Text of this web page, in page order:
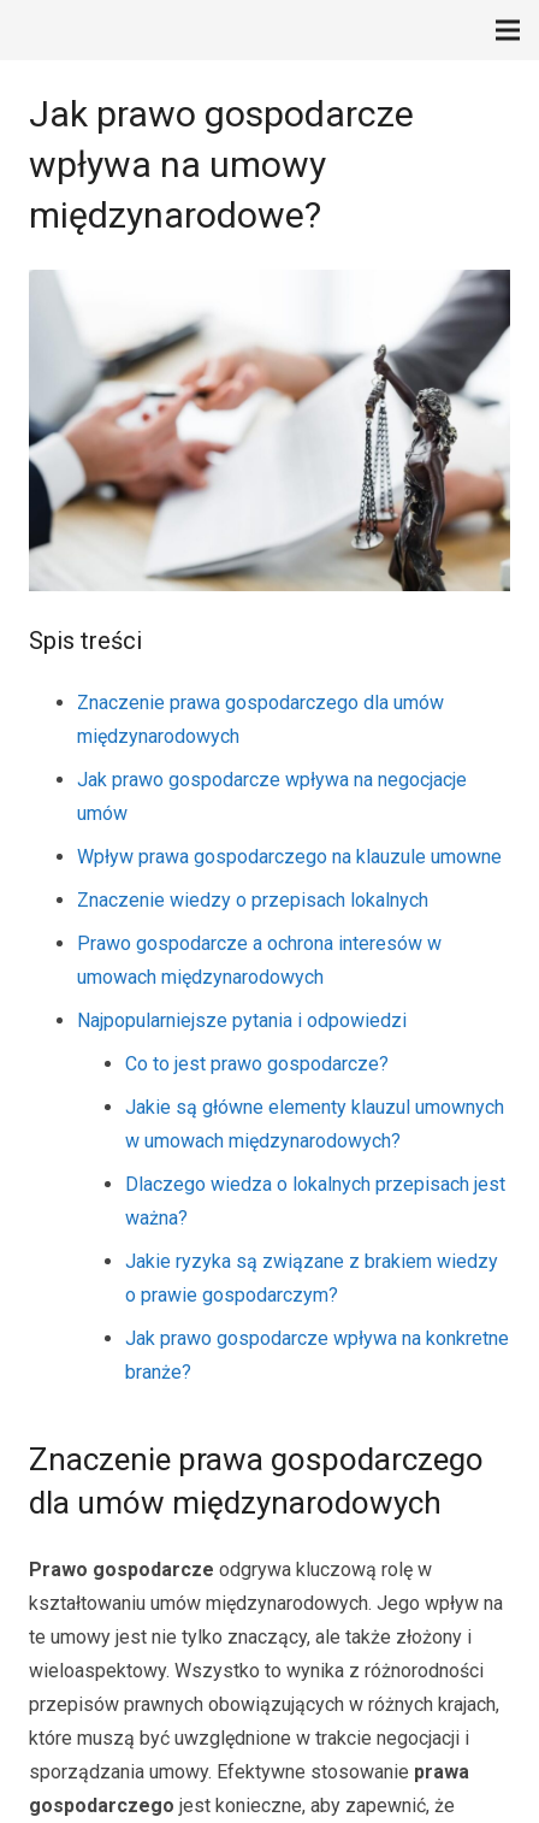
Jak prawo gospodarcze
wpływa na umowy
międzynarodowe?
Spis treści
Znaczenie prawa gospodarczego dla umów
międzynarodowych
Jak prawo gospodarcze wpływa na negocjacje
umów
Wpływ prawa gospodarczego na klauzule umowne
Znaczenie wiedzy o przepisach lokalnych
Prawo gospodarcze a ochrona interesów w
umowach międzynarodowych
Najpopularniejsze pytania i odpowiedzi
Co to jest prawo gospodarcze?
Jakie są główne elementy klauzul umownych
w umowach międzynarodowych?
Dlaczego wiedza o lokalnych przepisach jest
ważna?
Jakie ryzyka są związane z brakiem wiedzy
o prawie gospodarczym?
Jak prawo gospodarcze wpływa na konkretne
branże?
Znaczenie prawa gospodarczego
dla umów międzynarodowych
Prawo gospodarcze odgrywa kluczową rolę w
kształtowaniu umów międzynarodowych. Jego wpływ na
te umowy jest nie tylko znaczący, ale także złożony i
wieloaspektowy. Wszystko to wynika z różnorodności
przepisów prawnych obowiązujących w różnych krajach,
które muszą być uwzględnione w trakcie negocjacji i
sporządzania umowy. Efektywne stosowanie prawa
gospodarczego jest konieczne, aby zapewnić, że